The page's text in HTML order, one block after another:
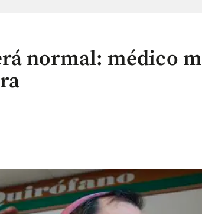
normal: médico